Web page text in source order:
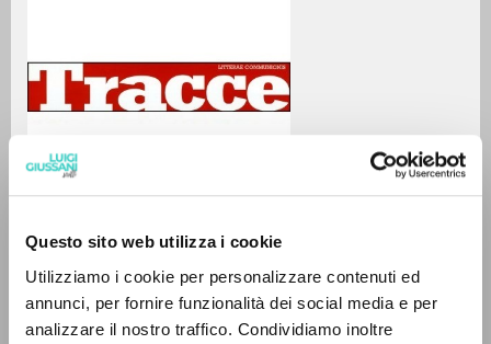
Questo sito web utilizza i cookie
Utilizziamo i cookie per personalizzare contenuti ed
annunci, per fornire funzionalità dei social media e per
analizzare il nostro traffico. Condividiamo inoltre
Giussani Luigi Author
0RESULTS FOUND